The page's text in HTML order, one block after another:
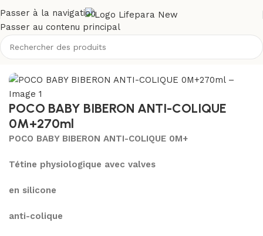
Passer à la navigation
Passer au contenu principal
Accueil/Boutique/Bébé et maman/Puériculture/Biberons
POCO BABY BIBERON ANTI-COLIQUE
0M+270ml
POCO BABY BIBERON ANTI-COLIQUE 0M+
Tétine physiologique avec valves
en silicone
anti-colique